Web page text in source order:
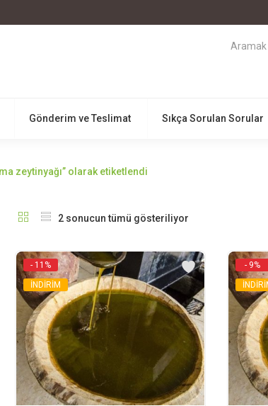
Gönderim ve Teslimat Sıkça Sorulan Sorular
zeytinyağı” olarak etiketlendi
2 sonucun tümü gösteriliyor
- 11%
İNDİRİM
- 9%